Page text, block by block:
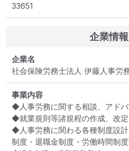
33651
企業情報
企業名
社会保険労務士法人 伊藤人事労
事業内容
◆人事労務に関する相談、アド
◆就業規則等諸規程の作成、改定
◆人事労務に関わる各種制度設
制度・退職金制度・労働時間制度